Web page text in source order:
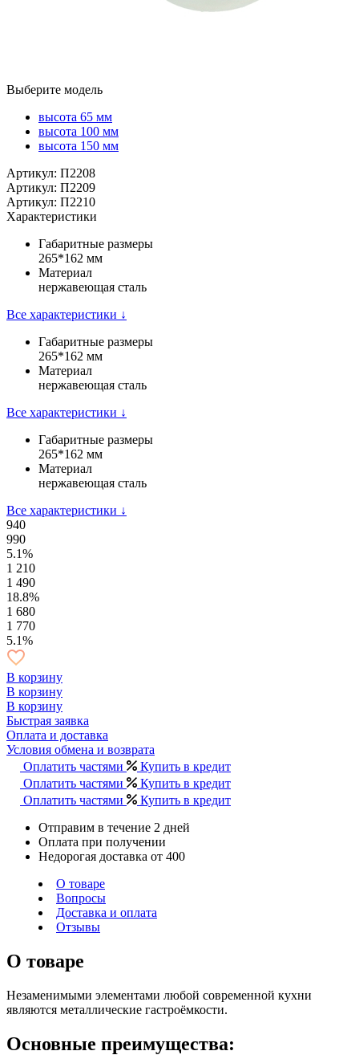
Выберите модель
высота 65 мм
высота 100 мм
высота 150 мм
Артикул: П2208
Артикул: П2209
Артикул: П2210
Характеристики
Габаритные размеры
265*162 мм
Материал
нержавеющая сталь
Все характеристики ↓
Габаритные размеры
265*162 мм
Материал
нержавеющая сталь
Все характеристики ↓
Габаритные размеры
265*162 мм
Материал
нержавеющая сталь
Все характеристики ↓
940
990
5.1%
1 210
1 490
18.8%
1 680
1 770
5.1%
В корзину
В корзину
В корзину
Быстрая заявка
Оплата и доставка
Условия обмена и возврата
Оплатить частями
Купить в кредит
Оплатить частями
Купить в кредит
Оплатить частями
Купить в кредит
Отправим в течение 2 дней
Оплата при получении
Недорогая доставка от 400
О товаре
Вопросы
Доставка и оплата
Отзывы
О товаре
Незаменимыми элементами любой современной кухни
являются металлические гастроёмкости.
Основные преимущества: